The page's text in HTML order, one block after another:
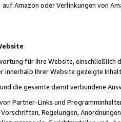
Amazon oder Verlinkungen von
für Ihre Website,
innerhalb Ihrer Website gezeigte
die gesamte damit verbundene
Partner-Links und
Regelungen,